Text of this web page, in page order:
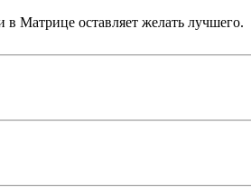
Матрице оставляет желать лучшего.